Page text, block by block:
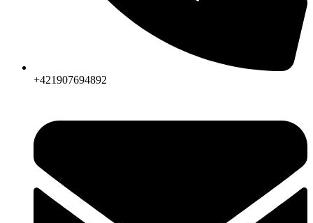
+421907694892